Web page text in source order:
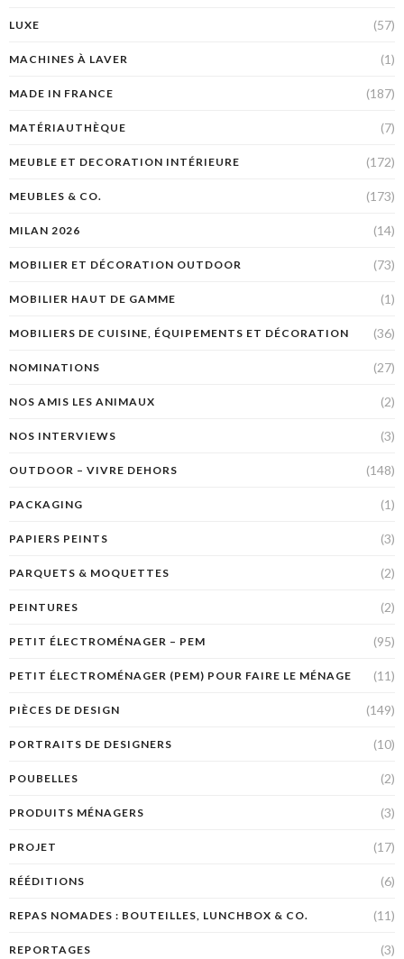
LUXE (57)
MACHINES À LAVER (1)
MADE IN FRANCE (187)
MATÉRIAUTHÈQUE (7)
MEUBLE ET DECORATION INTÉRIEURE (172)
MEUBLES & CO. (173)
MILAN 2026 (14)
MOBILIER ET DÉCORATION OUTDOOR (73)
MOBILIER HAUT DE GAMME (1)
MOBILIERS DE CUISINE, ÉQUIPEMENTS ET DÉCORATION (36)
NOMINATIONS (27)
NOS AMIS LES ANIMAUX (2)
NOS INTERVIEWS (3)
OUTDOOR – VIVRE DEHORS (148)
PACKAGING (1)
PAPIERS PEINTS (3)
PARQUETS & MOQUETTES (2)
PEINTURES (2)
PETIT ÉLECTROMÉNAGER – PEM (95)
PETIT ÉLECTROMÉNAGER (PEM) POUR FAIRE LE MÉNAGE (11)
PIÈCES DE DESIGN (149)
PORTRAITS DE DESIGNERS (10)
POUBELLES (2)
PRODUITS MÉNAGERS (3)
PROJET (17)
RÉÉDITIONS (6)
REPAS NOMADES : BOUTEILLES, LUNCHBOX & CO. (11)
REPORTAGES (3)